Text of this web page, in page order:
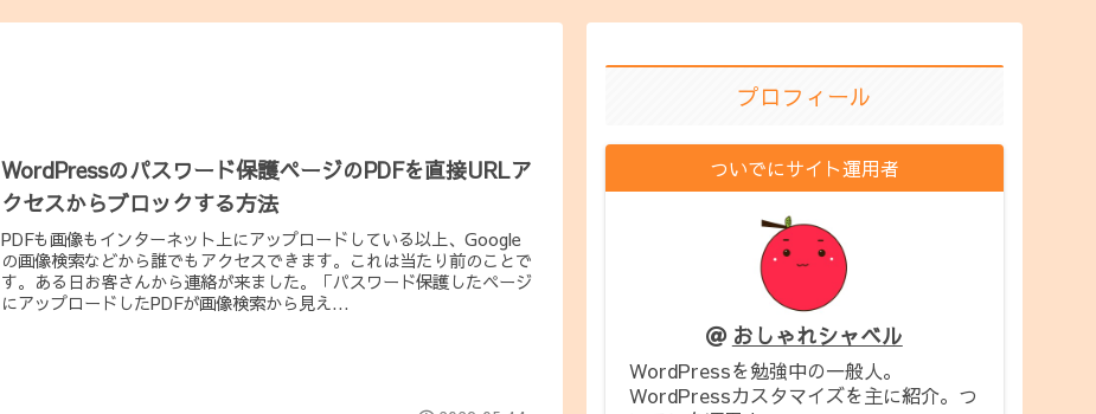
WordPressのパスワード保護ページのPDFを直接URLア
クセスからブロックする方法
PDFも画像もインターネット上にアップロードしている以上、Google
の画像検索などから誰でもアクセスできます。これは当たり前のことで
す。ある日お客さんから連絡が来ました。「パスワード保護したページ
にアップロードしたPDFが画像検索から見え...
プロフィール
ついでにサイト運用者
おしゃれシャベル
WordPressを勉強中の一般人。
WordPressカスタマイズを主に紹介。つ